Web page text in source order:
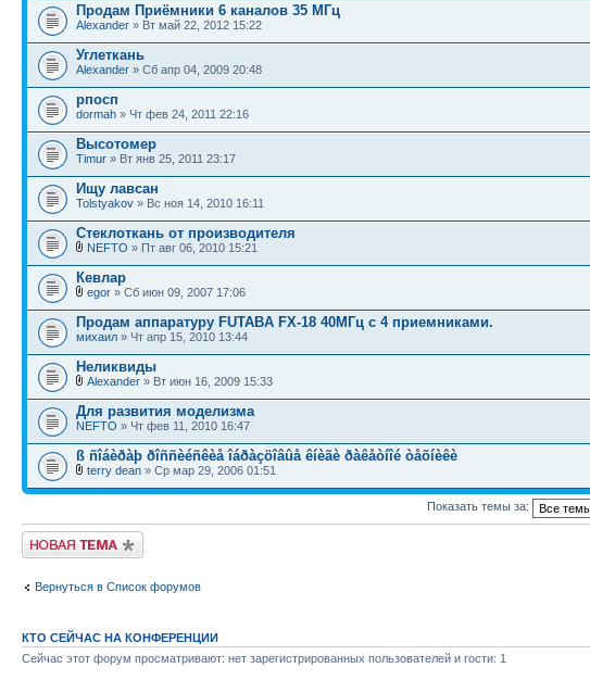
Продам Приёмники 6 каналов 35 МГц
Alexander » Вт май 22, 2012 15:22
Углеткань
Alexander » Сб апр 04, 2009 20:48
рпосп
dormah » Чт фев 24, 2011 22:16
Высотомер
Timur » Вт янв 25, 2011 23:17
Ищу лавсан
Tolstyakov » Вс ноя 14, 2010 16:11
Стеклоткань от производителя
NEFTO » Пт авг 06, 2010 15:21
Кевлар
egor » Сб июн 09, 2007 17:06
Продам аппаратуру FUTABA FX-18 40МГц c 4 приемниками.
михаил » Чт апр 15, 2010 13:44
Неликвиды
Alexander » Вт июн 16, 2009 15:33
Для развития моделизма
NEFTO » Чт фев 11, 2010 16:47
ß ñîáèðàþ ðîññèéñêèå îáðàçöîâûå êíèãè ðàêåòíîé òåõíèêè
terry dean » Ср мар 29, 2006 01:51
Показать темы за:
Новая тема
Вернуться в Список форумов
КТО СЕЙЧАС НА КОНФЕРЕНЦИИ
Сейчас этот форум просматривают: нет зарегистрированных пользователей и гости: 1